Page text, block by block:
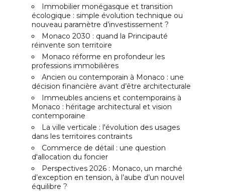
Immobilier monégasque et transition
écologique : simple évolution technique ou
nouveau paramètre d’investissement ?
Monaco 2030 : quand la Principauté
réinvente son territoire
Monaco réforme en profondeur les
professions immobilières
Ancien ou contemporain à Monaco : une
décision financière avant d’être architecturale
Immeubles anciens et contemporains à
Monaco : héritage architectural et vision
contemporaine
La ville verticale : l'évolution des usages
dans les territoires contraints
Commerce de détail : une question
d'allocation du foncier
Perspectives 2026 : Monaco, un marché
d’exception en tension, à l’aube d’un nouvel
équilibre ?